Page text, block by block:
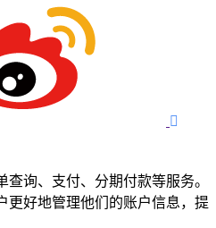

询、支付、分期付款等服务。
更好地管理他们的账户信息，提